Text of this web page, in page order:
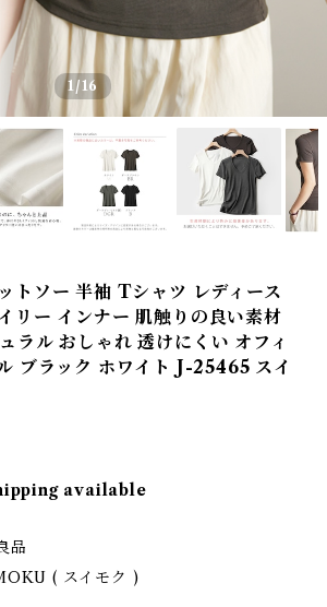
1 /16
トソー 半袖 Tシャツ レディース
リー インナー 肌触りの良い素材
ラル おしゃれ 透けにくい オフィ
ブラック ホワイト J-25465 スイ
available
品
( スイモク )